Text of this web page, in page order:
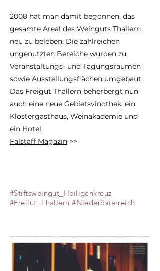
2008 hat man damit begonnen, das
gesamte Areal des Weinguts Thallern
neu zu beleben. Die zahlreichen
ungenutzten Bereiche wurden zu
Veranstaltungs- und Tagungsräumen
sowie Ausstellungsflächen umgebaut.
Das Freigut Thallern beherbergt nun
auch eine neue Gebietsvinothek, ein
Klostergasthaus, Weinakademie und
ein Hotel.
Falstaff Magazin >>
#Stiftsweingut_Heiligenkreuz
#Freilut_Thallern #Niederösterreich